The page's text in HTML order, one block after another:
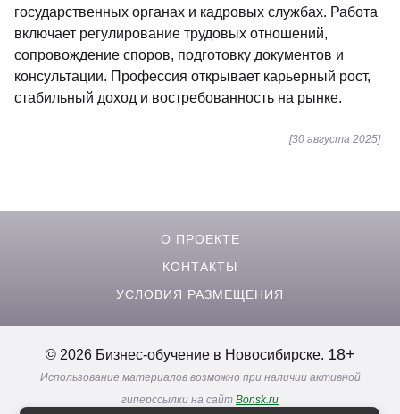
государственных органах и кадровых службах. Работа
включает регулирование трудовых отношений,
сопровождение споров, подготовку документов и
консультации. Профессия открывает карьерный рост,
стабильный доход и востребованность на рынке.
[30 августа 2025]
О ПРОЕКТЕ
КОНТАКТЫ
УСЛОВИЯ РАЗМЕЩЕНИЯ
© 2026 Бизнес-обучение в Новосибирске. 18+
Использование материалов возможно при наличии активной
гиперссылки на сайт Bonsk.ru